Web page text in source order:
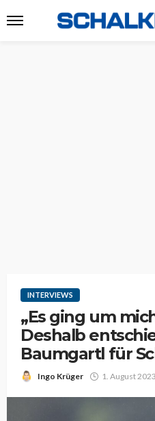
INTERVIEWS
„Es ging um
Deshalb
Baumgartl für
Ingo Krüger 1. August 2023